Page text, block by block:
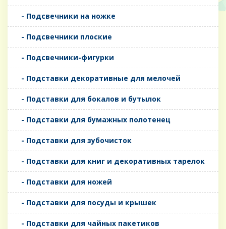
- Подсвечники на ножке
- Подсвечники плоские
- Подсвечники-фигурки
- Подставки декоративные для мелочей
- Подставки для бокалов и бутылок
- Подставки для бумажных полотенец
- Подставки для зубочисток
- Подставки для книг и декоративных тарелок
- Подставки для ножей
- Подставки для посуды и крышек
- Подставки для чайных пакетиков